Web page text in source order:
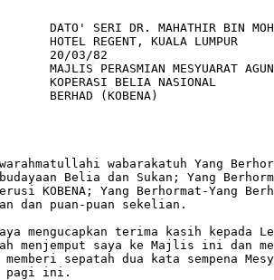
wabarakatuh Yang
Belia dan Sukan; Yang
KOBENA; Yang Berhormat-Yang
dan puan-puan sekelian.
mengucapkan terima kasih kepada
menjemput saya ke Majlis ini dan
sepatah dua kata sempena
pagi ini.